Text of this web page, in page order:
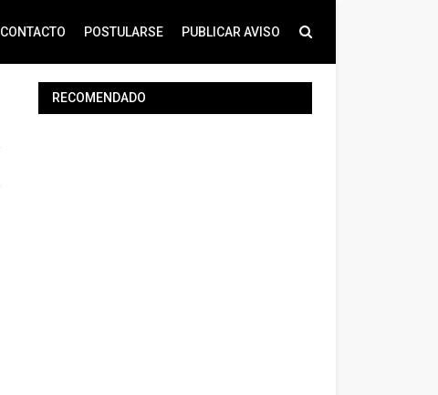
CONTACTO POSTULARSE PUBLICAR AVISO
RECOMENDADO